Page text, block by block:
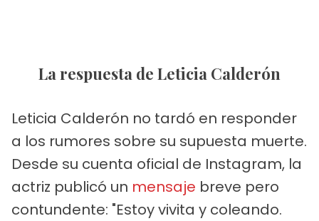
La respuesta de Leticia Calderón
Leticia Calderón no tardó en responder
a los rumores sobre su supuesta muerte.
Desde su cuenta oficial de Instagram, la
actriz publicó un mensaje breve pero
contundente: "Estoy vivita y coleando.